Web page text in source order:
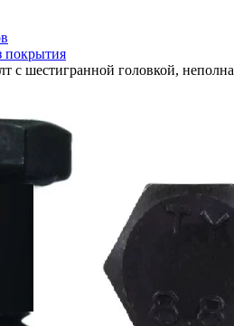
покрытия
с шестигранной головкой,